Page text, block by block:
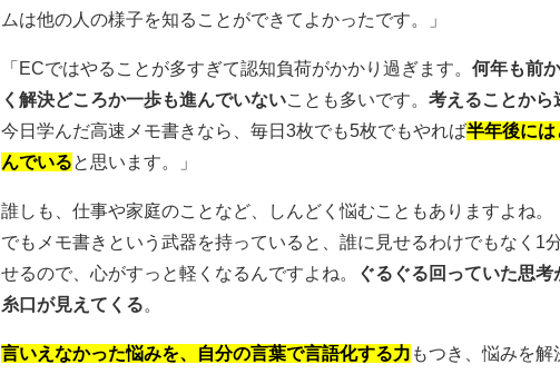
ムは他の人の様子を知ることができてよかったです。」
「ECではやることが多すぎて認知負荷がかかり過ぎます。 何年も前
く解決どころか一歩も進んでいないことも多いです。 考えることから
今日学んだ高速メモ書きなら、毎日3枚でも5枚でもやれば半年後には
んでいると思います。」
誰しも、仕事や家庭のことなど、しんどく悩むこともありますよね。
でもメモ書きという武器を持っていると、誰に見せるわけでもなく1
せるので、心がすっと軽くなるんですよね。
ぐるぐる回っていた思
糸口が見えてくる。
言いえなかった悩みを、自分の言葉で言語化する力 もつき、悩みを